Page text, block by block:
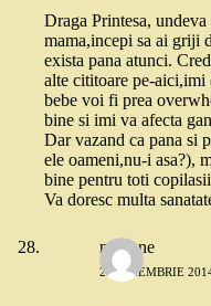
Draga Printesa,
mama,incepi sa ai griji
exista pana atunci.
alte cititoare pe-aici,imi
bebe voi fi prea
bine si imi va afecta
Dar vazand ca pana si
ele oameni,nu-i asa?),
bine pentru toti
Va doresc multa
marlene
25 NOIEMBRIE